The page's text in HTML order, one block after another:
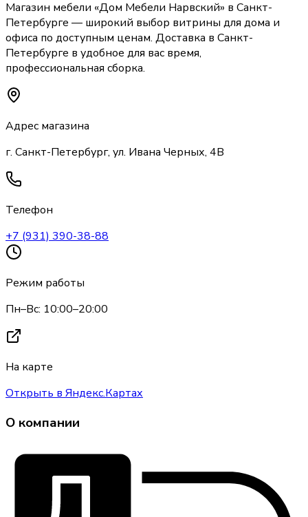
Магазин мебели «Дом Мебели Нарвский» в Санкт-
Петербурге — широкий выбор витрины для дома и
офиса по доступным ценам. Доставка в Санкт-
Петербурге в удобное для вас время,
профессиональная сборка.
Адрес магазина
г. Санкт-Петербург, ул. Ивана Черных, 4В
Телефон
+7 (931) 390-38-88
Режим работы
Пн–Вс: 10:00–20:00
На карте
Открыть в Яндекс.Картах
О компании